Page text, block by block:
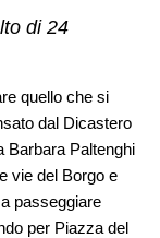
di 24
quello che si
dal Dicastero
Barbara Paltenghi
vie del Borgo e
passeggiare
per Piazza del